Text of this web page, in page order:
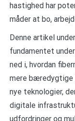
hastighed har
måder at bo,
Denne artikel
fundamentet
ned i, hvordan
mere bæredygtige
nye teknologier,
digitale
udfordringer og